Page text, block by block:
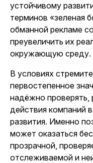
устойчивому
терминов «зеленая
обманной рекламе
преувеличить их
окружающую среду.
В условиях
первостепенное
надёжно проверять,
действия компаний
развития. Именно
может оказаться
прозрачной,
отслеживаемой и